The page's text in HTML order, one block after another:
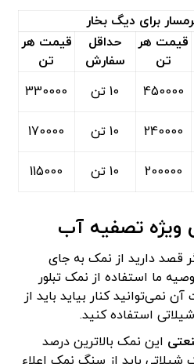
برای دیگ بخار
قیمت هر
تن
حداقل
سفارش
قیمت هر
تن
450000 10 تن
330000
240000 10 تن
170000
200000 10 تن 115000
ویژه تصفیه آب
قصد دارید از نمک به جای
ما استفاده از نمک تبلور
نمی‌توانید کنار بیاید باید از
استفاده کنید.
این نمک بالاترین درصد